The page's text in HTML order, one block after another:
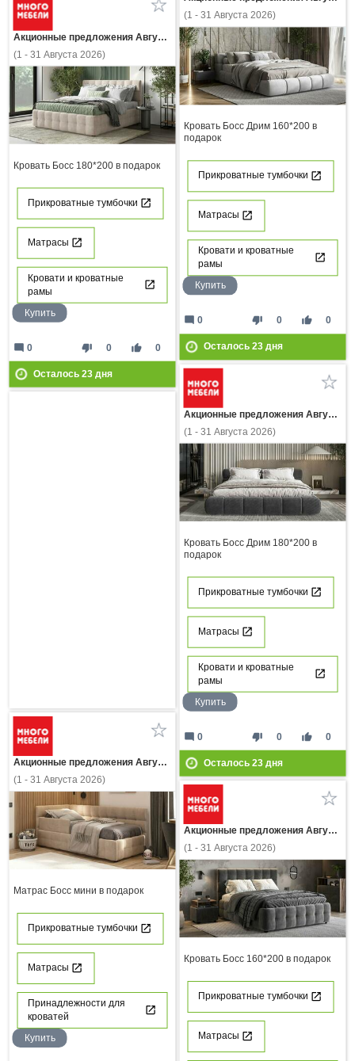
(1 - 31 Августа 2026)
Кровать Босс Дрим 160*200 в
подарок
Прикроватные тумбочки
Матрасы
Кровати и кроватные
рамы
Купить
thumb_down 0 thumb_up 0
mode_comment 0
Осталось 23дня
Акционные предложения Августа
(1 - 31 Августа 2026)
Кровать Босс 180*200 в подарок
Прикроватные тумбочки
Матрасы
Кровати и кроватные
рамы
Купить
thumb_down 0 thumb_up 0
mode_comment 0
Осталось 23дня
Акционные предложения Августа
(1 - 31 Августа 2026)
Кровать Босс Дрим 180*200 в
подарок
Прикроватные тумбочки
Матрасы
Кровати и кроватные
рамы
Купить
thumb_down 0 thumb_up 0
mode_comment 0
Осталось 23дня
Акционные предложения Августа
(1 - 31 Августа 2026)
Матрас Босс мини в подарок
Прикроватные тумбочки
Матрасы
Принадлежности для
кроватей
Купить
Акционные предложения Августа
(1 - 31 Августа 2026)
Кровать Босс 160*200 в подарок
Прикроватные тумбочки
Матрасы